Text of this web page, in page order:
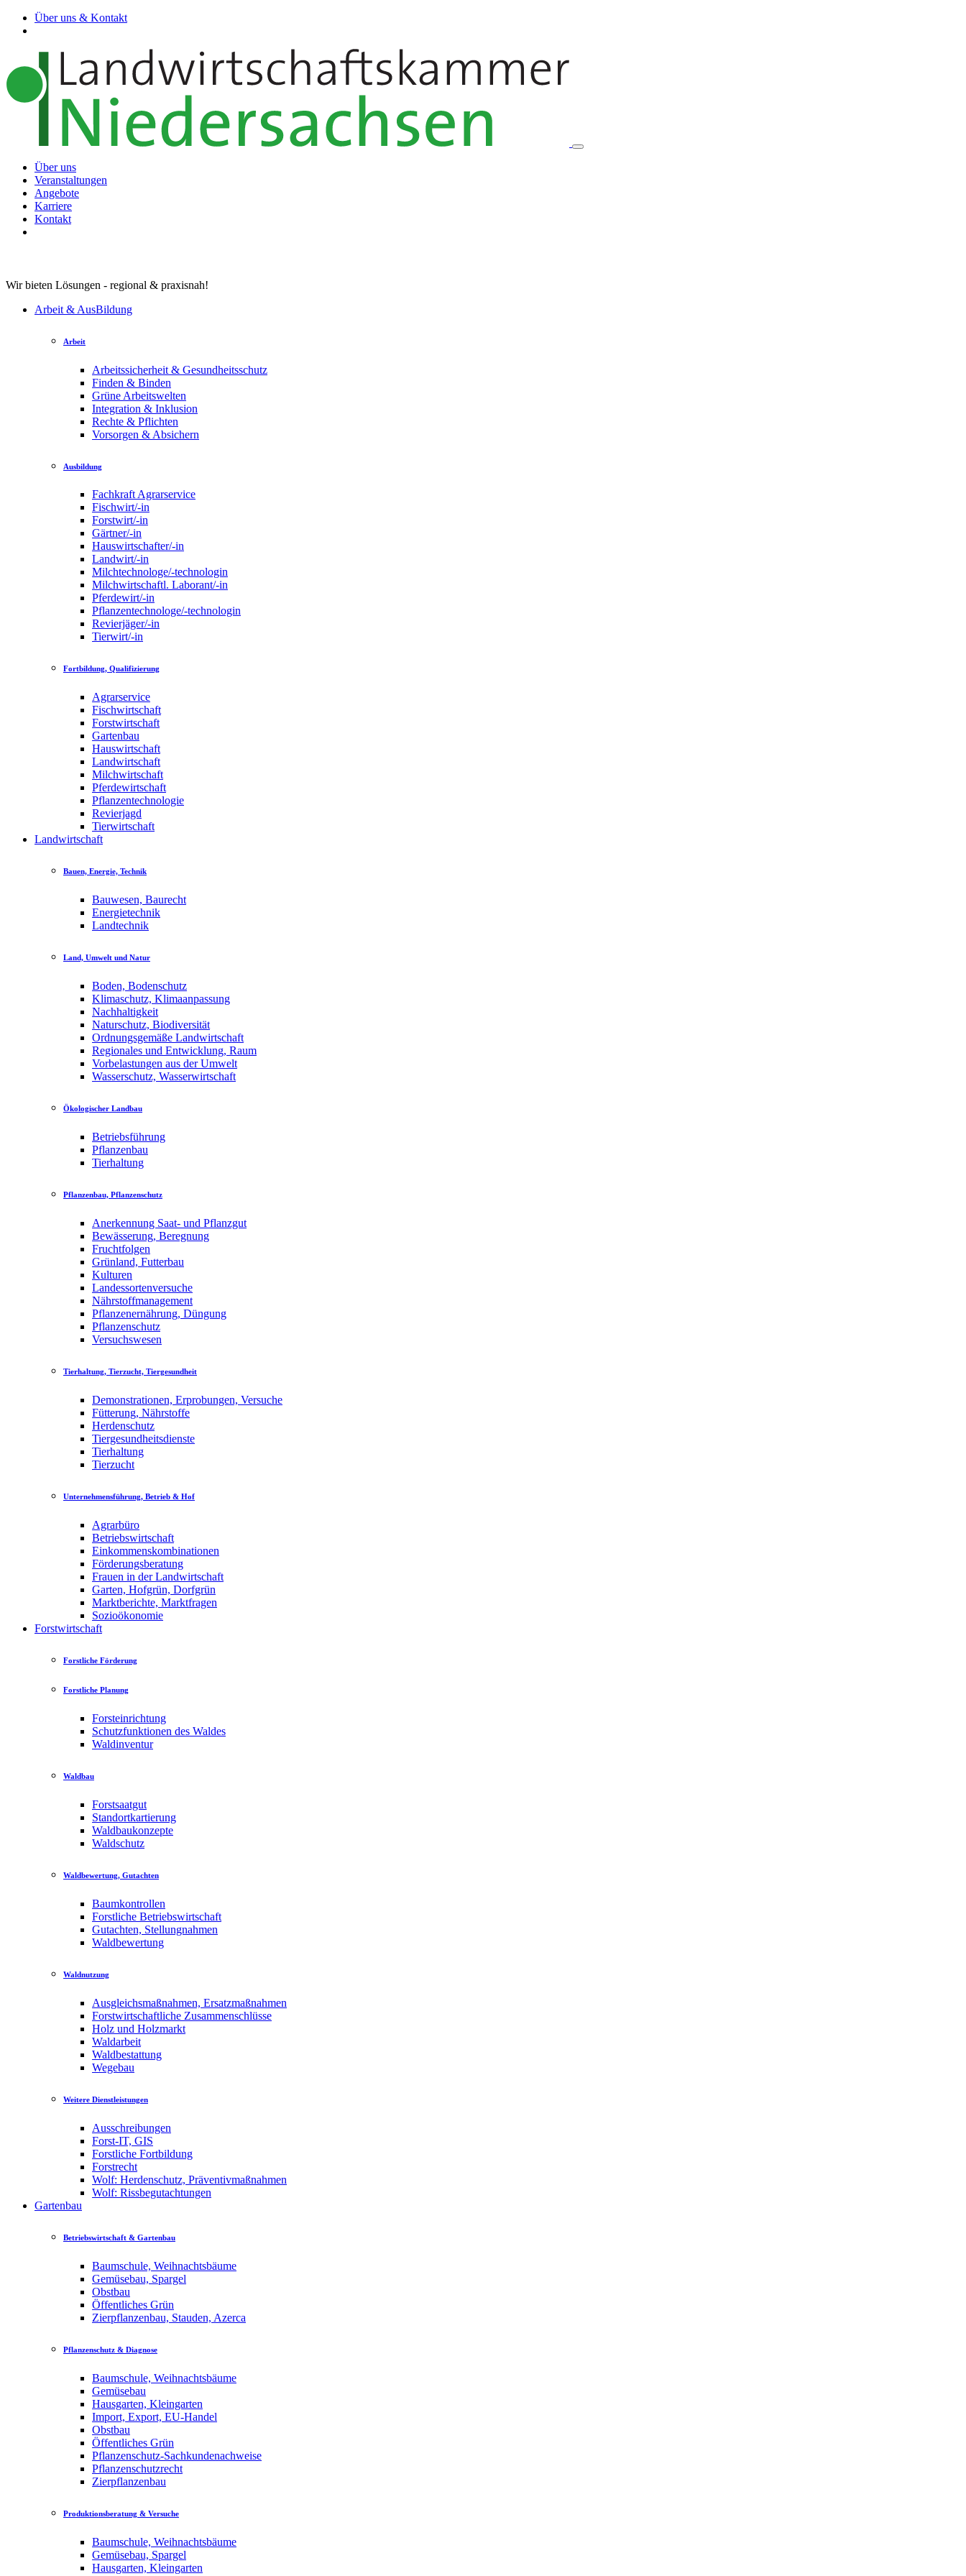
Über uns & Kontakt
Über uns
Veranstaltungen
Angebote
Karriere
Kontakt
Wir bieten Lösungen - regional & praxisnah!
Arbeit & AusBildung
Arbeit
Arbeitssicherheit & Gesundheitsschutz
Finden & Binden
Grüne Arbeitswelten
Integration & Inklusion
Rechte & Pflichten
Vorsorgen & Absichern
Ausbildung
Fachkraft Agrarservice
Fischwirt/-in
Forstwirt/-in
Gärtner/-in
Hauswirtschafter/-in
Landwirt/-in
Milchtechnologe/-technologin
Milchwirtschaftl. Laborant/-in
Pferdewirt/-in
Pflanzentechnologe/-technologin
Revierjäger/-in
Tierwirt/-in
Fortbildung, Qualifizierung
Agrarservice
Fischwirtschaft
Forstwirtschaft
Gartenbau
Hauswirtschaft
Landwirtschaft
Milchwirtschaft
Pferdewirtschaft
Pflanzentechnologie
Revierjagd
Tierwirtschaft
Landwirtschaft
Bauen, Energie, Technik
Bauwesen, Baurecht
Energietechnik
Landtechnik
Land, Umwelt und Natur
Boden, Bodenschutz
Klimaschutz, Klimaanpassung
Nachhaltigkeit
Naturschutz, Biodiversität
Ordnungsgemäße Landwirtschaft
Regionales und Entwicklung, Raum
Vorbelastungen aus der Umwelt
Wasserschutz, Wasserwirtschaft
Ökologischer Landbau
Betriebsführung
Pflanzenbau
Tierhaltung
Pflanzenbau, Pflanzenschutz
Anerkennung Saat- und Pflanzgut
Bewässerung, Beregnung
Fruchtfolgen
Grünland, Futterbau
Kulturen
Landessortenversuche
Nährstoffmanagement
Pflanzenernährung, Düngung
Pflanzenschutz
Versuchswesen
Tierhaltung, Tierzucht, Tiergesundheit
Demonstrationen, Erprobungen, Versuche
Fütterung, Nährstoffe
Herdenschutz
Tiergesundheitsdienste
Tierhaltung
Tierzucht
Unternehmensführung, Betrieb & Hof
Agrarbüro
Betriebswirtschaft
Einkommenskombinationen
Förderungsberatung
Frauen in der Landwirtschaft
Garten, Hofgrün, Dorfgrün
Marktberichte, Marktfragen
Sozioökonomie
Forstwirtschaft
Forstliche Förderung
Forstliche Planung
Forsteinrichtung
Schutzfunktionen des Waldes
Waldinventur
Waldbau
Forstsaatgut
Standortkartierung
Waldbaukonzepte
Waldschutz
Waldbewertung, Gutachten
Baumkontrollen
Forstliche Betriebswirtschaft
Gutachten, Stellungnahmen
Waldbewertung
Waldnutzung
Ausgleichsmaßnahmen, Ersatzmaßnahmen
Forstwirtschaftliche Zusammenschlüsse
Holz und Holzmarkt
Waldarbeit
Waldbestattung
Wegebau
Weitere Dienstleistungen
Ausschreibungen
Forst-IT, GIS
Forstliche Fortbildung
Forstrecht
Wolf: Herdenschutz, Präventivmaßnahmen
Wolf: Rissbegutachtungen
Gartenbau
Betriebswirtschaft & Gartenbau
Baumschule, Weihnachtsbäume
Gemüsebau, Spargel
Obstbau
Öffentliches Grün
Zierpflanzenbau, Stauden, Azerca
Pflanzenschutz & Diagnose
Baumschule, Weihnachtsbäume
Gemüsebau
Hausgarten, Kleingarten
Import, Export, EU-Handel
Obstbau
Öffentliches Grün
Pflanzenschutz-Sachkundenachweise
Pflanzenschutzrecht
Zierpflanzenbau
Produktionsberatung & Versuche
Baumschule, Weihnachtsbäume
Gemüsebau, Spargel
Hausgarten, Kleingarten